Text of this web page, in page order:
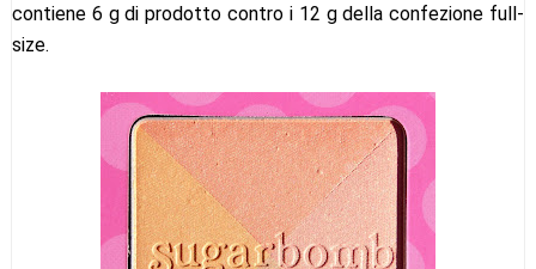
contiene 6 g di prodotto contro i 12 g della confezione full-
size.